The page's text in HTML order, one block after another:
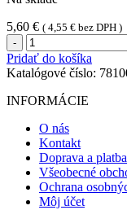
5,60 € ( 4,55 € bez DPH )
množstvo
Viečko
vypuklé
(PP)
priehľadné
menu
misu
do
mikrovlnky
`M`
[50
Pridať do košíka
Katalógové číslo:
INFORMÁCIE
O nás
Kontakt
Doprava a platba
Všeobecné
Ochrana
Môj účet